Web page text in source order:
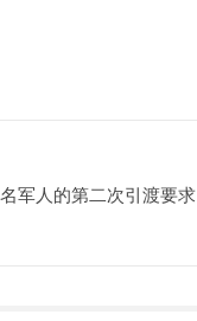
军人的第二次引渡要求